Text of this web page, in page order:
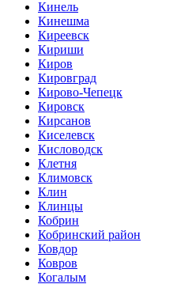
Кинель
Кинешма
Киреевск
Кириши
Киров
Кировград
Кирово-Чепецк
Кировск
Кирсанов
Киселевск
Кисловодск
Клетня
Климовск
Клин
Клинцы
Кобрин
Кобринский район
Ковдор
Ковров
Когалым